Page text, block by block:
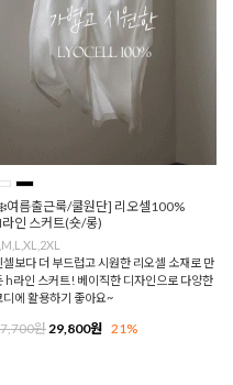
여름출근룩/쿨원단] 리오셀100%
인 스커트(숏/롱)
셀보다 더 부드럽고 시원한 리오셀 소재로 만
h라인 스커트! 베이직한 디자인으로 다양한
디에 활용하기 좋아요~
원29,800원 21%